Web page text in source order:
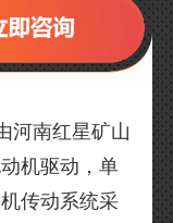
河南红星矿山
机驱动，单
传动系统采